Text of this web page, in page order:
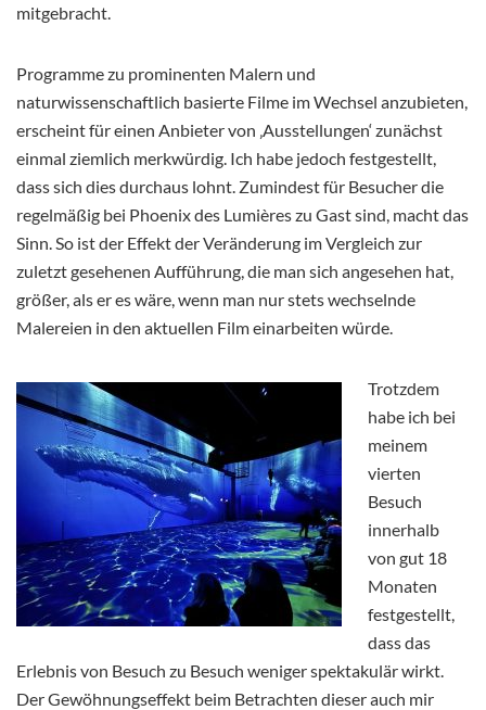
mitgebracht.
Programme zu prominenten Malern und
naturwissenschaftlich basierte Filme im Wechsel anzubieten,
erscheint für einen Anbieter von ‚Ausstellungen‘ zunächst
einmal ziemlich merkwürdig. Ich habe jedoch festgestellt,
dass sich dies durchaus lohnt. Zumindest für Besucher die
regelmäßig bei Phoenix des Lumières zu Gast sind, macht das
Sinn. So ist der Effekt der Veränderung im Vergleich zur
zuletzt gesehenen Aufführung, die man sich angesehen hat,
größer, als er es wäre, wenn man nur stets wechselnde
Malereien in den aktuellen Film einarbeiten würde.
Trotzdem
habe ich bei
meinem
vierten
Besuch
innerhalb
von gut 18
Monaten
festgestellt,
dass das
Erlebnis von Besuch zu Besuch weniger spektakulär wirkt.
Der Gewöhnungseffekt beim Betrachten dieser auch mir